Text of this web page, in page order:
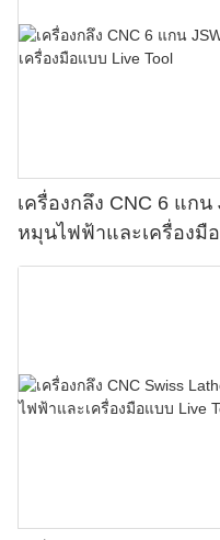
เครื่องกลึง CNC 6 แก
หมุนไฟฟ้าและเครื่องมือ